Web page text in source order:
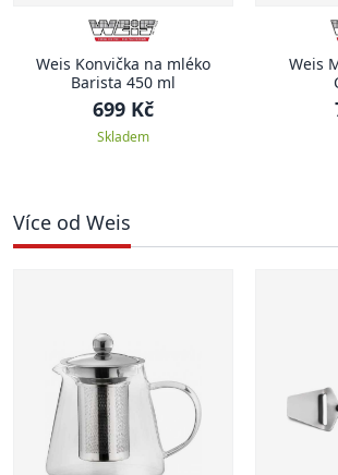
Weis Konvička na mléko
Barista 450 ml
699 Kč
Skladem
Weis
Více od Weis